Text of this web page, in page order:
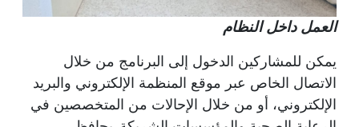
العمل داخل النظام
يمكن للمشاركين الدخول إلى البرنامج من خلال
الاتصال الخاص عبر موقع المنظمة الإلكتروني والبريد
الإلكتروني، أو من خلال الإحالات من المتخصصين في